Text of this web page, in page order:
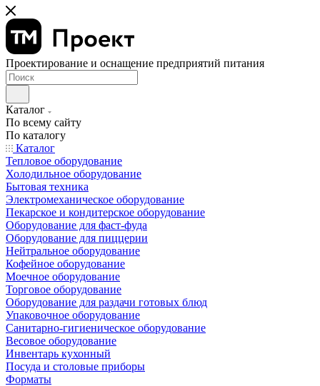
Проектирование и оснащение предприятий питания
Каталог
По всему сайту
По каталогу
Каталог
Тепловое оборудование
Холодильное оборудование
Бытовая техника
Электромеханическое оборудование
Пекарское и кондитерское оборудование
Оборудование для фаст-фуда
Оборудование для пиццерии
Нейтральное оборудование
Кофейное оборудование
Моечное оборудование
Торговое оборудование
Оборудование для раздачи готовых блюд
Упаковочное оборудование
Санитарно-гигиеническое оборудование
Весовое оборудование
Инвентарь кухонный
Посуда и столовые приборы
Форматы